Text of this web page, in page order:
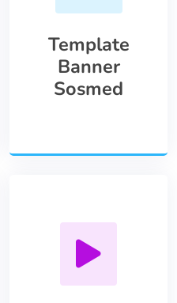
Template
Banner
Sosmed